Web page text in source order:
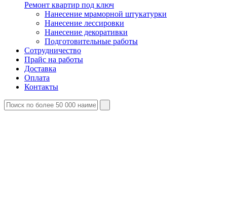
Ремонт квартир под ключ
Нанесение мраморной штукатурки
Нанесение лессировки
Нанесение декоративки
Подготовительные работы
Сотрудничество
Прайс на работы
Доставка
Оплата
Контакты